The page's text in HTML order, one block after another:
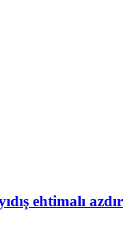
ehtimalı azdır